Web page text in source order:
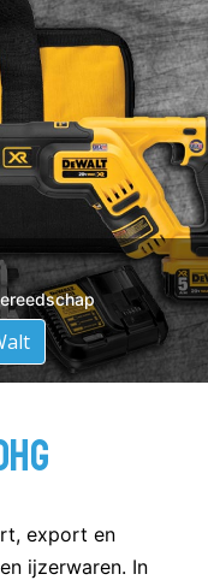
export en
ijzerwaren. In